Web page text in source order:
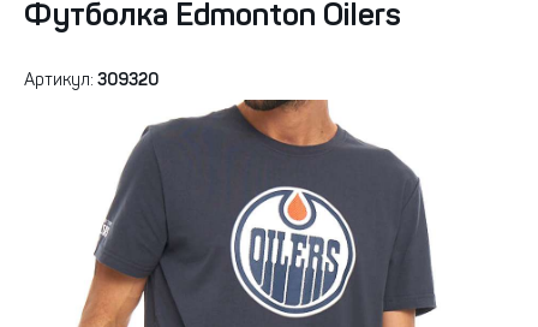
Футболка Edmonton Oilers
Артикул: 309320